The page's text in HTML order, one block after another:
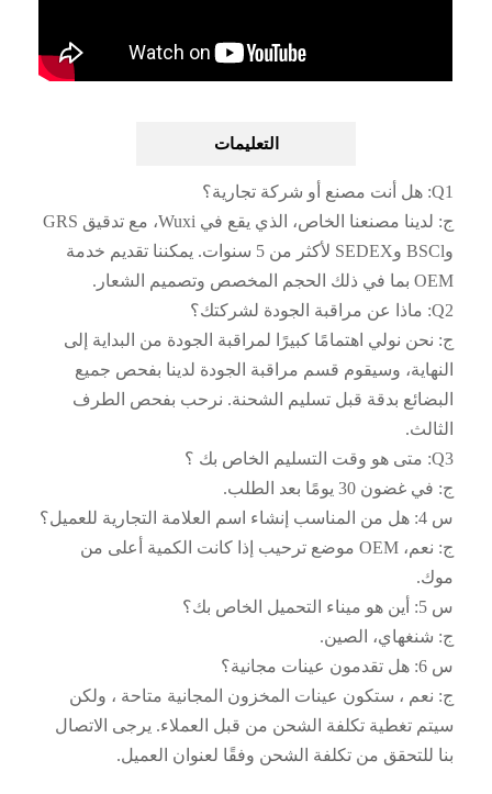
التعليمات
Q1: هل أنت مصنع أو شركة تجارية؟
ج: لدينا مصنعنا الخاص، الذي يقع في Wuxi، مع تدقيق GRS
وBSCl وSEDEX لأكثر من 5 سنوات. يمكننا تقديم خدمة
OEM بما في ذلك الحجم المخصص وتصميم الشعار.
Q2: ماذا عن مراقبة الجودة لشركتك؟
ج: نحن نولي اهتمامًا كبيرًا لمراقبة الجودة من البداية إلى
النهاية، وسيقوم قسم مراقبة الجودة لدينا بفحص جميع
البضائع بدقة قبل تسليم الشحنة. نرحب بفحص الطرف
الثالث.
Q3: متى هو وقت التسليم الخاص بك ؟
ج: في غضون 30 يومًا بعد الطلب.
س 4: هل من المناسب إنشاء اسم العلامة التجارية للعميل؟
ج: نعم، OEM موضع ترحيب إذا كانت الكمية أعلى من
موك.
س 5: أين هو ميناء التحميل الخاص بك؟
ج: شنغهاي، الصين.
س 6: هل تقدمون عينات مجانية؟
ج: نعم ، ستكون عينات المخزون المجانية متاحة ، ولكن
سيتم تغطية تكلفة الشحن من قبل العملاء. يرجى الاتصال
بنا للتحقق من تكلفة الشحن وفقًا لعنوان العميل.